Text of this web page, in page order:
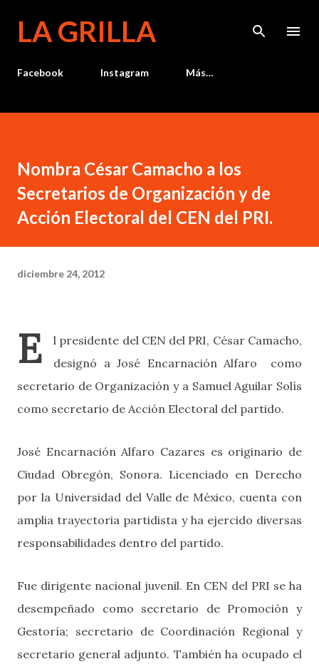
LA GRILLA
Facebook Instagram Más…
Nombra César Camacho a los
Secretarios de Organización y de
Acción Electoral del CEN del PRI.
diciembre 24, 2012
E
l presidente del CEN del PRI, César Camacho,
designó a José Encarnación Alfaro como
secretario de Organización y a Samuel Aguilar Solís
como secretario de Acción Electoral del partido.
José Encarnación Alfaro Cazares es originario de
Ciudad Obregón, Sonora. Licenciado en Derecho
por la Universidad del Valle de México, cuenta con
amplia trayectoria partidista y ha ejercido diversas
responsabilidades dentro del partido.
Fue dirigente nacional juvenil. En CEN del PRI se ha
desempeñado como secretario de Promoción y
Gestoría; secretario de Coordinación Regional y
secretario general adjunto. También ha ocupado el